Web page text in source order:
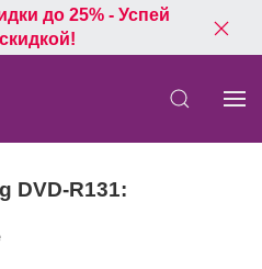
до 25% - Успей
DVD-R131: